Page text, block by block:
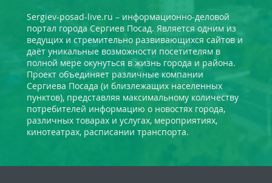
Sergiev-posad-live.ru – информационно-деловой
портал города Сергиев Посад. Является одним из
ведущих и стремительно развивающихся сайтов и
даёт уникальные возможности посетителям в
полной мере окунуться в жизнь города и района.
Проект объединяет различные компании
Сергиева Посада (и близлежащих населенных
пунктов), представляя максимальному количеству
потребителей информацию о новостях города,
различных товарах и услугах, мероприятиях,
кинотеатрах, расписании транспорта.